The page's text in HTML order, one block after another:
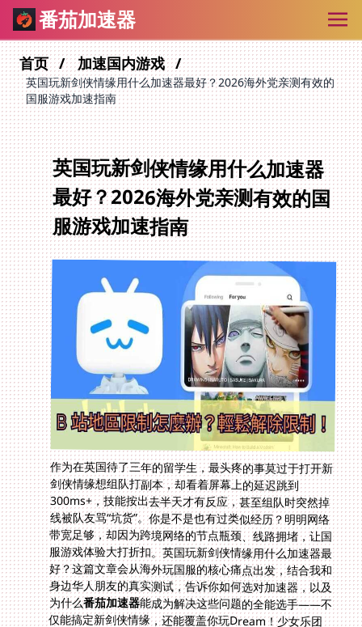
番茄加速器
首页 加速国内游戏
英国玩新剑侠情缘用什么加速器最好？2026海外党亲测有效的
国服游戏加速指南
英国玩新剑侠情缘用什么加速器
最好？2026海外党亲测有效的国
服游戏加速指南
作为在英国待了三年的留学生，最头疼的事莫过于打开新
剑侠情缘想组队打副本，却看着屏幕上的延迟跳到
300ms+，技能按出去半天才有反应，甚至组队时突然掉
线被队友骂“坑货”。你是不是也有过类似经历？明明网络
带宽足够，却因为跨境网络的节点瓶颈、线路拥堵，让国
服游戏体验大打折扣。英国玩新剑侠情缘用什么加速器最
好？这篇文章会从海外玩国服的核心痛点出发，结合我和
身边华人朋友的真实测试，告诉你如何选对加速器，以及
为什么番茄加速器能成为解决这些问题的全能选手——不
仅能搞定新剑侠情缘，还能覆盖你玩Dream！少女乐团